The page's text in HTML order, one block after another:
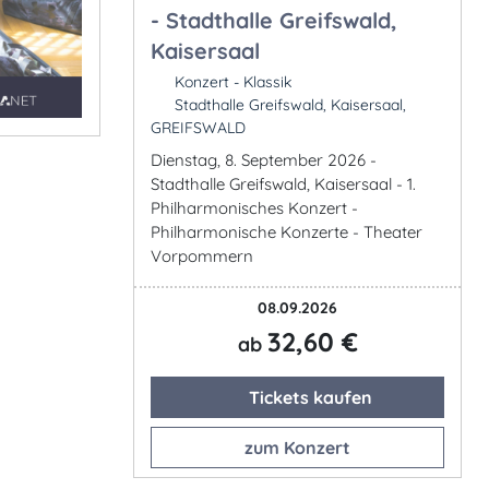
- Stadthalle Greifswald,
Kaisersaal
Konzert - Klassik
Stadthalle Greifswald, Kaisersaal,
GREIFSWALD
Dienstag, 8. September 2026 -
Stadthalle Greifswald, Kaisersaal - 1.
Philharmonisches Konzert -
Philharmonische Konzerte - Theater
Vorpommern
08.09.2026
ab 32,60 €
Tickets kaufen
zum Konzert